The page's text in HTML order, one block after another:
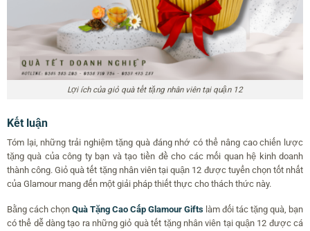
Lợi ích của giỏ quà tết tặng nhân viên tại quận 12
Kết luận
Tóm lại, những trải nghiệm tặng quà đáng nhớ có thể nâng cao chiến lược
tặng quà của công ty bạn và tạo tiền đề cho các mối quan hệ kinh doanh
thành công. Giỏ quà tết tặng nhân viên tại quận 12 được tuyển chọn tốt nhất
của Glamour mang đến một giải pháp thiết thực cho thách thức này.
Bằng cách chọn Quà Tặng Cao Cấp Glamour Gifts làm đối tác tặng quà, bạn
có thể dễ dàng tạo ra những giỏ quà tết tặng nhân viên tại quận 12 được cá